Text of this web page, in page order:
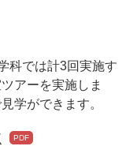
科では計3回実施す
アーを実施しま
学ができます。